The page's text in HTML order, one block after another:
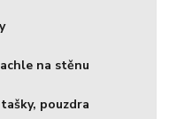
na stěnu
pouzdra